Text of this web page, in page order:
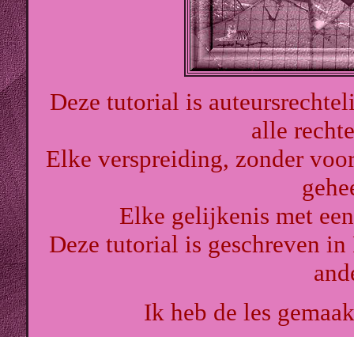
Deze tutorial is
alle
Elke verspreiding, zonder
Elke gelijkenis met
Deze tutorial is geschreven
Ik heb de les